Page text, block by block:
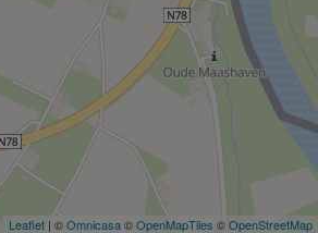
Leaflet | ©Omnicasa©OpenMapTiles ©OpenStreetMap